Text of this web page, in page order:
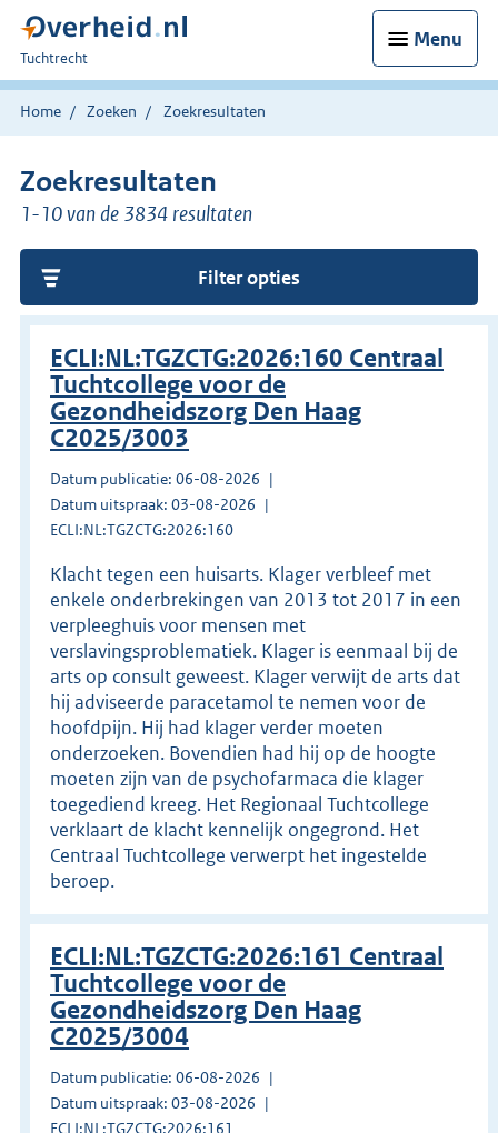
Menu
U
bent
hier:
Tuchtrecht
Home Zoeken Zoekresultaten
Zoekresultaten
1-10 van de 3834 resultaten
Filter opties
ECLI:NL:TGZCTG:2026:160 Centraal
Tuchtcollege voor de
Gezondheidszorg Den Haag
C2025/3003
Datum publicatie: 06-08-2026
Datum uitspraak: 03-08-2026
ECLI:NL:TGZCTG:2026:160
Klacht tegen een huisarts. Klager verbleef met
enkele onderbrekingen van 2013 tot 2017 in een
verpleeghuis voor mensen met
verslavingsproblematiek. Klager is eenmaal bij de
arts op consult geweest. Klager verwijt de arts dat
hij adviseerde paracetamol te nemen voor de
hoofdpijn. Hij had klager verder moeten
onderzoeken. Bovendien had hij op de hoogte
moeten zijn van de psychofarmaca die klager
toegediend kreeg. Het Regionaal Tuchtcollege
verklaart de klacht kennelijk ongegrond. Het
Centraal Tuchtcollege verwerpt het ingestelde
beroep.
ECLI:NL:TGZCTG:2026:161 Centraal
Tuchtcollege voor de
Gezondheidszorg Den Haag
C2025/3004
Datum publicatie: 06-08-2026
Datum uitspraak: 03-08-2026
ECLI:NL:TGZCTG:2026:161